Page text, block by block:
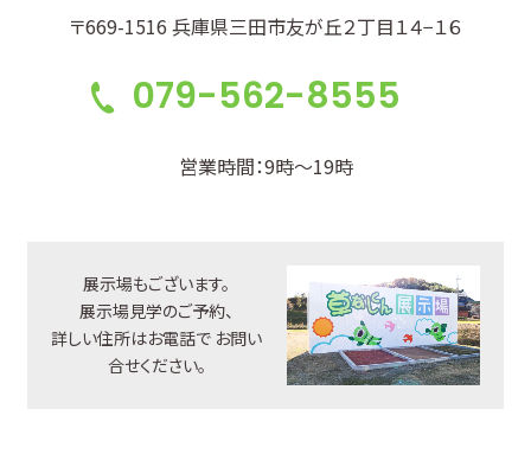
〒669-1516 兵庫県三田市友が丘２丁目１４−１６
079-562-8555
営業時間：9時～19時
展示場もございます。
展示場見学のご予約、
詳しい住所はお電話で お問い
合せください。